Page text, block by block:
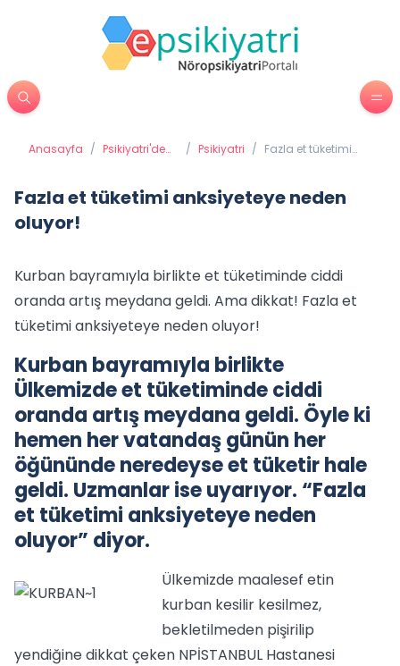
Anasayfa / Psikiyatri'de
/ Psikiyatri / Fazla et tüketimi
Fazla et tüketimi anksiyeteye neden
oluyor!
Kurban bayramıyla birlikte et tüketiminde ciddi
oranda artış meydana geldi. Ama dikkat! Fazla et
tüketimi anksiyeteye neden oluyor!
Kurban bayramıyla birlikte
Ülkemizde et tüketiminde ciddi
oranda artış meydana geldi. Öyle ki
hemen her vatandaş günün her
öğününde neredeyse et tüketir hale
geldi. Uzmanlar ise uyarıyor. “Fazla
et tüketimi anksiyeteye neden
oluyor” diyor.
Ülkemizde maalesef etin
kurban kesilir kesilmez,
bekletilmeden pişirilip
yendiğine dikkat çeken NPİSTANBUL Hastanesi